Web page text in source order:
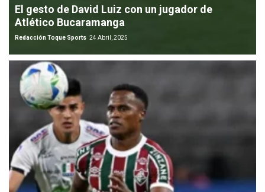
El gesto de David Luiz con un jugador de
Atlético Bucaramanga
Redacción Toque Sports 24 Abril, 2025